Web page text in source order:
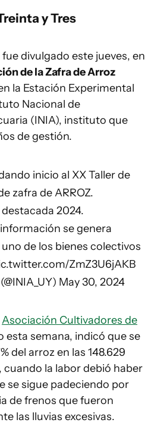
y Tres
fue divulgado este jueves, en
de la Zafra de Arroz
la Estación Experimental
Nacional de
(INIA), instituto que
de gestión.
inicio al XX Taller de
zafra de ARROZ.
2024.
se genera
de los bienes colectivos
ZmZ3U6jAKB
May 30, 2024
Asociación Cultivadores de
esta semana, indicó que se
del arroz en las 148.629
la labor debió haber
se sigue padeciendo por
de frenos que fueron
las lluvias excesivas.